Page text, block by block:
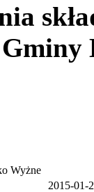
Wyżne
2015-01-